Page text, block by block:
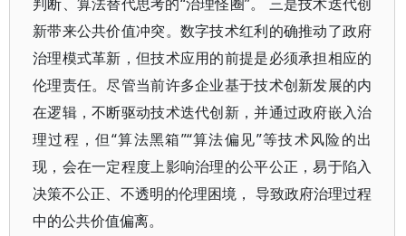
新带来公共价值冲突。数字技术红利的确推动了政府
治理模式革新，但技术应用的前提是必须承担相应的
伦理责任。尽管当前许多企业基于技术创新发展的内
在逻辑，不断驱动技术迭代创新，并通过政府嵌入治
理过程，但“算法黑箱”“算法偏见”等技术风险的出
现，会在一定程度上影响治理的公平公正，易于陷入
决策不公正、不透明的伦理困境， 导致政府治理过程
中的公共价值偏离。